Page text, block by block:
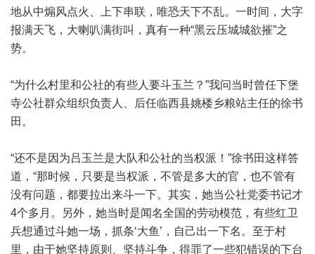
地从中煽风点火、上下串联，唯恐天下不乱。一时间，大字
报满天飞，大喇叭满街叫，真有一种“黑云压城城欲摧”之
势。
“为什么村里和公社的有些人要斗玉兰？”我问当时曾任下堡
寺公社群众组织负责人、后任临西县姚楼乡粮站主任的徐书
田。
“还不是因为吕玉兰是大队和公社的当权派！”徐书田这样答
道，“那时候，只要是当权派，不管是多大的官，也不管有
没有问题，都要拉出来斗一下。其实，她当公社党委书记才
4个多月。另外，她当时是闻名全国的劳动模范，有些红卫
兵想通过斗她一场，抓条‘大鱼’，自己出一下名。至于村
里，由于她坚持原则、坚持斗争，得罪了一些犯错误的下台